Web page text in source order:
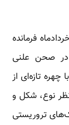
مقاله پس از آن منتشر شده که ۳ خردادماه فرمانده
در صحن علنی
تازه‌‌ای از
نوع، شکل و
تروریستی